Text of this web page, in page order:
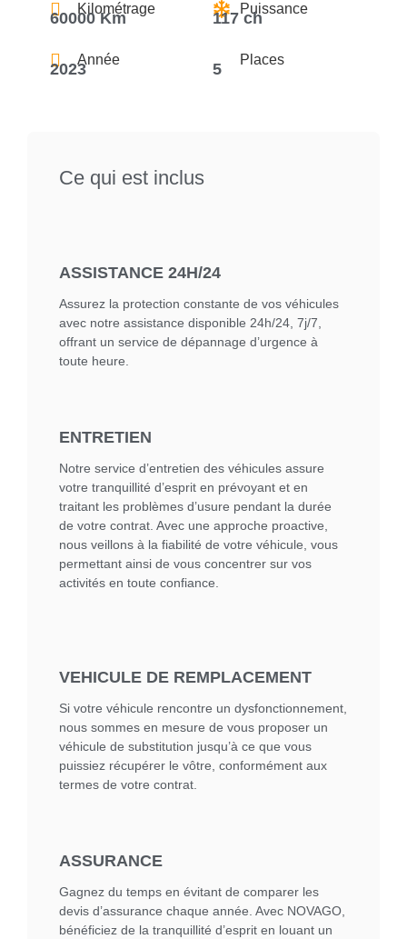
Kilométrage
60000 Km
Puissance
117 ch
Année
2023
Places
5
Ce qui est inclus
ASSISTANCE 24H/24
Assurez la protection constante de vos véhicules
avec notre assistance disponible 24h/24, 7j/7,
offrant un service de dépannage d’urgence à
toute heure.
ENTRETIEN
Notre service d’entretien des véhicules assure
votre tranquillité d’esprit en prévoyant et en
traitant les problèmes d’usure pendant la durée
de votre contrat. Avec une approche proactive,
nous veillons à la fiabilité de votre véhicule, vous
permettant ainsi de vous concentrer sur vos
activités en toute confiance.
VEHICULE DE REMPLACEMENT
Si votre véhicule rencontre un dysfonctionnement,
nous sommes en mesure de vous proposer un
véhicule de substitution jusqu’à ce que vous
puissiez récupérer le vôtre, conformément aux
termes de votre contrat.
ASSURANCE
Gagnez du temps en évitant de comparer les
devis d’assurance chaque année. Avec NOVAGO,
bénéficiez de la tranquillité d’esprit en louant un